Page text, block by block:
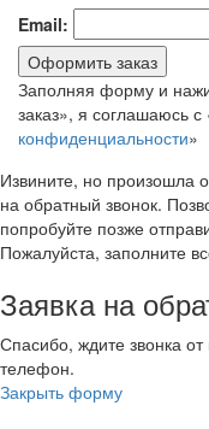
Email:
Оформить заказ
Заполняя форму и
заказ», я соглашаюсь с
конфиденциальности»
Извините, но произошла
на обратный звонок.
попробуйте позже
Пожалуйста, заполните
Заявка на
Спасибо, ждите звонка
телефон.
Закрыть форму